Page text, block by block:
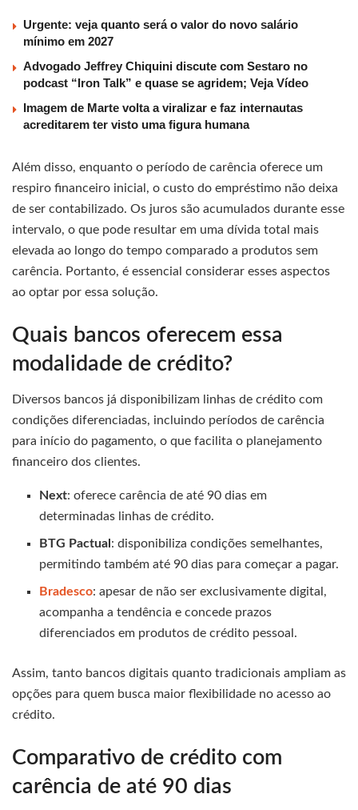
Urgente: veja quanto será o valor do novo salário
mínimo em 2027
Advogado Jeffrey Chiquini discute com Sestaro no
podcast “Iron Talk” e quase se agridem; Veja Vídeo
Imagem de Marte volta a viralizar e faz internautas
acreditarem ter visto uma figura humana
Além disso, enquanto o período de carência oferece um
respiro financeiro inicial, o custo do empréstimo não deixa
de ser contabilizado. Os juros são acumulados durante esse
intervalo, o que pode resultar em uma dívida total mais
elevada ao longo do tempo comparado a produtos sem
carência. Portanto, é essencial considerar esses aspectos
ao optar por essa solução.
Quais bancos oferecem essa
modalidade de crédito?
Diversos bancos já disponibilizam linhas de crédito com
condições diferenciadas, incluindo períodos de carência
para início do pagamento, o que facilita o planejamento
financeiro dos clientes.
Next: oferece carência de até 90 dias em
determinadas linhas de crédito.
BTG Pactual : disponibiliza condições semelhantes,
permitindo também até 90 dias para começar a pagar.
Bradesco: apesar de não ser exclusivamente digital,
acompanha a tendência e concede prazos
diferenciados em produtos de crédito pessoal.
Assim, tanto bancos digitais quanto tradicionais ampliam as
opções para quem busca maior flexibilidade no acesso ao
crédito.
Comparativo de crédito com
carência de até 90 dias